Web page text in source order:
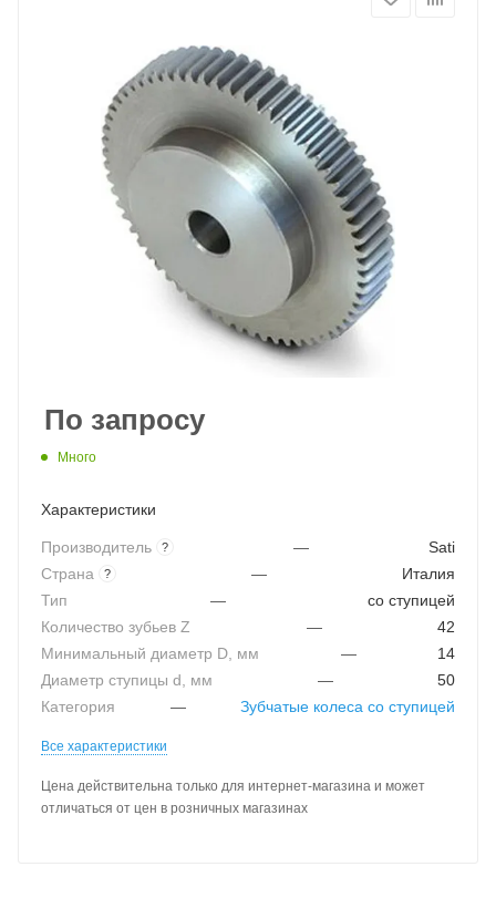
По запросу
Много
Характеристики
Производитель ? —
Sati
Страна
? —
Италия
Тип
—
со ступицей
Количество зубьев Z
—
42
Минимальный диаметр D, мм
—
14
Диаметр ступицы d, мм
—
50
Категория
— Зубчатые колеса со ступицей
Все характеристики
Цена действительна только для интернет-магазина и может
отличаться от цен в розничных магазинах